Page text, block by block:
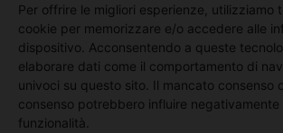
Per offrire le migliori esperienze, utilizziamo
cookie per memorizzare e/o accedere alle
dispositivo. Acconsentendo a queste
elaborare dati come il comportamento di
univoci su questo sito. Il mancato consenso
consenso potrebbero influire negativamente
funzionalità.
NO ©
Richiedi l'adesione